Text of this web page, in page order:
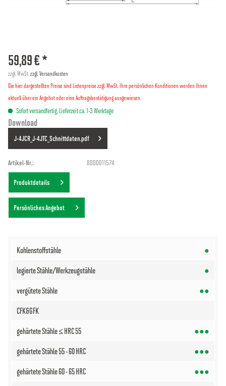
59,89 € *
zzgl. MwSt. zzgl. Versandkosten
Die hier dargestellten Preise sind Listenpreise zzgl. MwSt. Ihre persönlichen Konditionen werden Ihnen
aktuell über ein Angebot oder eine Auftragsbestätigung ausgewiesen.
Sofort versandfertig, Lieferzeit ca. 1-3 Werktage
Download
J-4JCR_J-4JTC_Schnittdaten.pdf
Artikel-Nr.: 8000011574
Produktdetails
Persönliches Angebot
●
●
●●
●●●
●●●
●●●